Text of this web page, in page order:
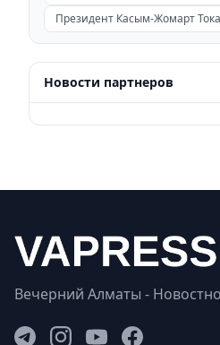
Президент Касым-Жомарт
Новости партнеров
Вечерний Алматы -